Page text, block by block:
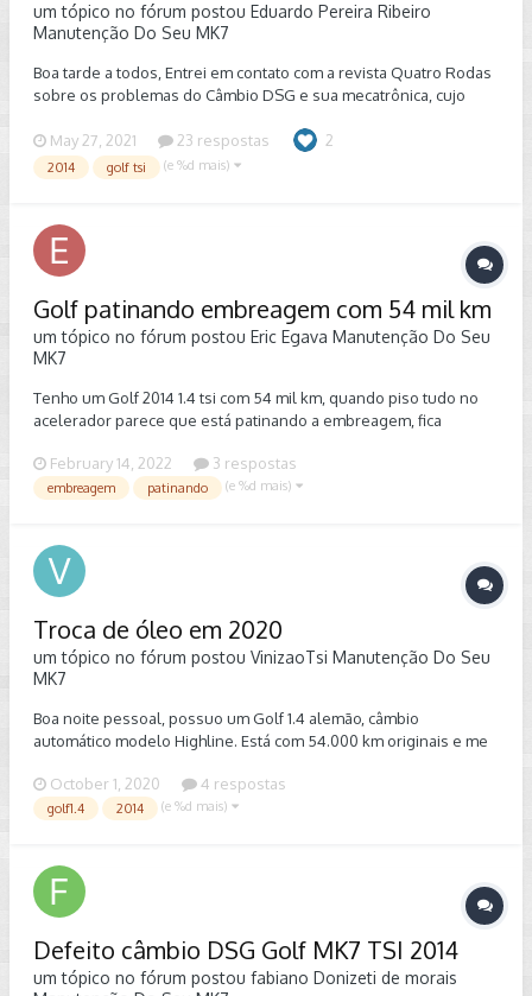
um tópico no fórum postou Eduardo Pereira Ribeiro
Manutenção Do Seu MK7
Boa tarde a todos, Entrei em contato com a revista Quatro Rodas
sobre os problemas do Câmbio DSG e sua mecatrônica, cujo
na Ásia para esse problema de projeto no Golf 1.4 Tsi 2014. O
redator da Revista Quatro Rodas entrou em contato comigo hoje
dizendo que seu superior autorizou a materia. Porém preciso de
enviar para ele. Por isso peço a gentileza de entrar em contato
comigo para que eu possa enviar a ele os dados e os relatos
para montagem da materia. Me encaminhe e-mail para
eduardopribeiro@yahoo.com.br
Peço urgência no contato. Peço
tambem ajuda aos organizadores do site para divulgar esse
conteúdo. Grato a todos.
May 27, 2021 23 respostas 2
2014 golf tsi (e %d mais)
Golf patinando embreagem com 54 mil km
um tópico no fórum postou Eric Egava Manutenção Do Seu
MK7
Tenho um Golf 2014 1.4 tsi com 54 mil km, quando piso tudo no
acelerador parece que está patinando a embreagem, fica
normalmente ele não perde força nem na subida. Fiz o teste com
a marcha ré na subida também, e não teve trepidação. Carro não
carro, poderia ser outra peça?
February 14, 2022 3 respostas
embreagem patinando (e %d mais)
Troca de óleo em 2020
um tópico no fórum postou VinizaoTsi Manutenção Do Seu
MK7
Boa noite pessoal, possuo um Golf 1.4 alemão, câmbio
automático modelo Highline. Está com 54.000 km originais e me
nele, vou fazer a revisão agora e estou em dúvida, Motul,
Castrol, o que vende hj é da Shell, enfim gostaria de uma dica!
October 1, 2020 4 respostas
golf1.4 2014 (e %d mais)
Defeito câmbio DSG Golf MK7 TSI 2014
um tópico no fórum postou fabiano Donizeti de morais